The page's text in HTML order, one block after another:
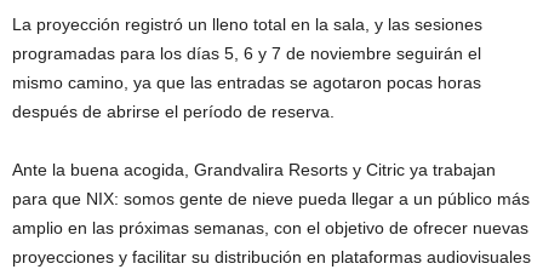
La proyección registró un lleno total en la sala, y las sesiones
programadas para los días 5, 6 y 7 de noviembre seguirán el
mismo camino, ya que las entradas se agotaron pocas horas
después de abrirse el período de reserva.
Ante la buena acogida, Grandvalira Resorts y Citric ya trabajan
para que NIX: somos gente de nieve pueda llegar a un público más
amplio en las próximas semanas, con el objetivo de ofrecer nuevas
proyecciones y facilitar su distribución en plataformas audiovisuales